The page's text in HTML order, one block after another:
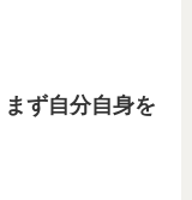
ず自分自身を